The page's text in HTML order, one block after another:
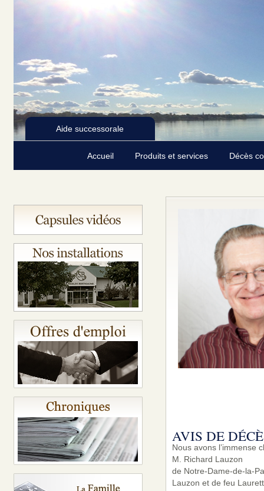
Aide successorale
Accueil Produits et services Décès
AVIS DE
Nous avons l’immense
M. Richard Lauzon
de Notre-Dame-de-la-
Lauzon et de feu